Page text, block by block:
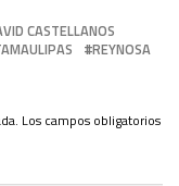
CASTELLANOS
REYNOSA
Los campos obligatorios